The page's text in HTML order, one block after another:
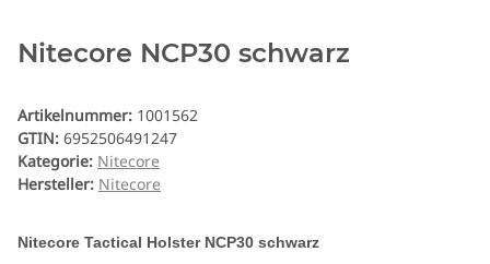
Nitecore NCP30 schwarz
Artikelnummer: 1001562
GTIN: 6952506491247
Kategorie: Nitecore
Hersteller: Nitecore
Nitecore Tactical Holster NCP30 schwarz